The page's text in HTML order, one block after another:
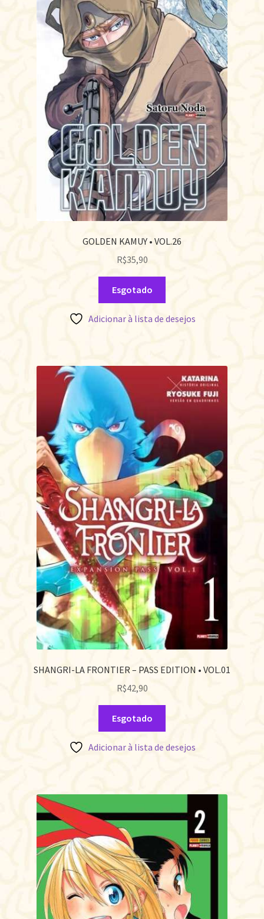
GOLDEN KAMUY • VOL.26
R$35,90
Esgotado
Adicionar à lista de desejos
SHANGRI-LA FRONTIER – PASS EDITION • VOL.01
R$42,90
Esgotado
Adicionar à lista de desejos